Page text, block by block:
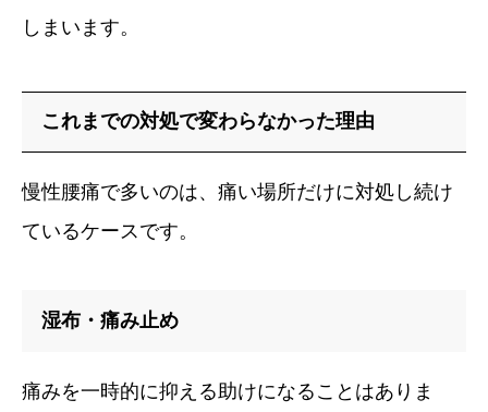
しまいます。
これまでの対処で変わらなかった理由
慢性腰痛で多いのは、痛い場所だけに対処し続け
ているケースです。
湿布・痛み止め
痛みを一時的に抑える助けになることはありま